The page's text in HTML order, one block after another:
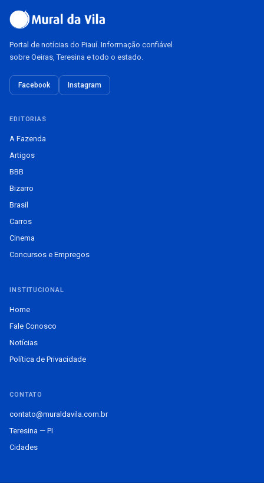
Portal de notícias do Piauí. Informação confiável
sobre Oeiras, Teresina e todo o estado.
Facebook Instagram
EDITORIAS
A Fazenda
Artigos
BBB
Bizarro
Brasil
Carros
Cinema
Concursos e Empregos
INSTITUCIONAL
Home
Fale Conosco
Notícias
Política de Privacidade
CONTATO
contato@muraldavila.com.br
Teresina — PI
Cidades